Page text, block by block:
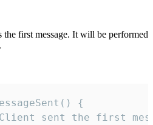
the first message. It will be performed
{
sent the first